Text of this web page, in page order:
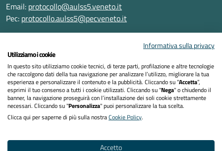
Email: protocollo@aulss5.veneto.it
Pec: protocollo.aulss5@pecveneto.it
Informativa privacy
Dichiarazione di accessibilità
Informativa sulla privacy
Utilizziamo i cookie
In questo sito utilizziamo cookie tecnici, di terze parti, profilazione e altre tecnologie
che raccolgono dati della tua navigazione per analizzare l’utilizzo, migliorare la tua
esperienza e personalizzare il contenuto e la pubblicità. Cliccando su “Accetta”,
esprimi il tuo consenso a tutti i cookie utilizzati. Cliccando su "Nega" o chiudendo il
banner, la navigazione proseguirà con l’installazione dei soli cookie strettamente
necessari. Cliccando su "Personalizza" puoi personalizzare la tua scelta.
Clicca qui per saperne di più sulla nostraCookie Policy.
Accetto